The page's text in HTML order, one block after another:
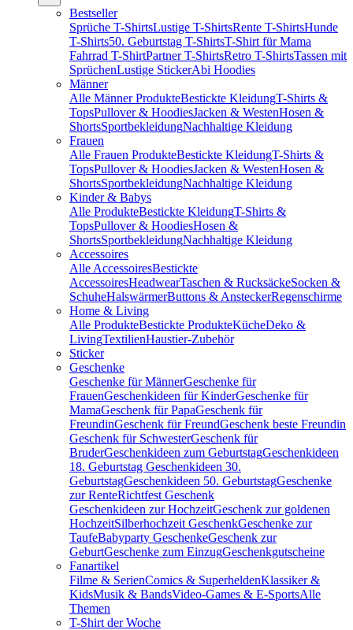
Bestseller
Sprüche T-ShirtsLustige T-ShirtsRente T-ShirtsHunde
T-Shirts50. Geburtstag T-ShirtsT-Shirt für Mama
Fahrrad T-ShirtPartner T-ShirtsRetro T-ShirtsTassen mit
SprüchenLustige StickerAbi Hoodies
Männer
Alle Männer ProdukteBestickte KleidungT-Shirts &
TopsPullover & HoodiesJacken & WestenHosen &
ShortsSportbekleidungNachhaltige Kleidung
Frauen
Alle Frauen ProdukteBestickte KleidungT-Shirts &
TopsPullover & HoodiesJacken & WestenHosen &
ShortsSportbekleidungNachhaltige Kleidung
Kinder & Babys
Alle ProdukteBestickte KleidungT-Shirts &
TopsPullover & HoodiesHosen &
ShortsSportbekleidungNachhaltige Kleidung
Accessoires
Alle AccessoiresBestickte
AccessoiresHeadwearTaschen & RucksäckeSocken &
SchuheHalswärmerButtons & AnsteckerRegenschirme
Home & Living
Alle ProdukteBestickte ProdukteKücheDeko &
LivingTextilienHaustier-Zubehör
Sticker
Geschenke
Geschenke für MännerGeschenke für
FrauenGeschenkideen für KinderGeschenke für
MamaGeschenk für PapaGeschenk für
FreundinGeschenk für FreundGeschenk beste Freundin
Geschenk für SchwesterGeschenk für
BruderGeschenkideen zum GeburtstagGeschenkideen
18. Geburtstag Geschenkideen 30.
GeburtstagGeschenkideen 50. GeburtstagGeschenke
zur RenteRichtfest Geschenk
Geschenkideen zur HochzeitGeschenk zur goldenen
HochzeitSilberhochzeit GeschenkGeschenke zur
TaufeBabyparty GeschenkeGeschenk zur
GeburtGeschenke zum EinzugGeschenkgutscheine
Fanartikel
Filme & SerienComics & SuperheldenKlassiker &
KidsMusik & BandsVideo-Games & E-SportsAlle
Themen
T-Shirt der Woche